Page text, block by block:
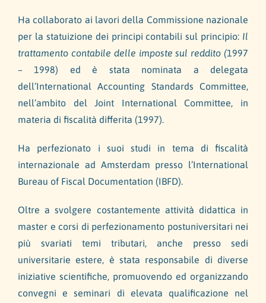
Ha collaborato ai lavori della Commissione nazionale
per la statuizione dei principi contabili sul principio: Il
trattamento contabile delle imposte sul reddito (1997
– 1998) ed è stata nominata a delegata
dell’International Accounting Standards Committee,
nell’ambito del Joint International Committee, in
materia di fiscalità differita (1997).
Ha perfezionato i suoi studi in tema di fiscalità
internazionale ad Amsterdam presso l’International
Bureau of Fiscal Documentation (IBFD).
Oltre a svolgere costantemente attività didattica in
master e corsi di perfezionamento postuniversitari nei
più svariati temi tributari, anche presso sedi
universitarie estere, è stata responsabile di diverse
iniziative scientifiche, promuovendo ed organizzando
convegni e seminari di elevata qualificazione nel